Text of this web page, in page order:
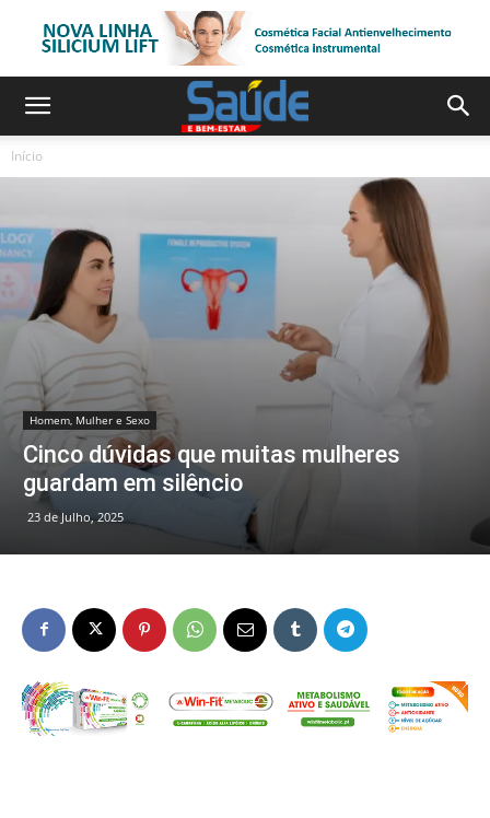
Início
Homem, Mulher e Sexo
Cinco dúvidas que muitas mulheres
guardam em silêncio
23 de Julho, 2025